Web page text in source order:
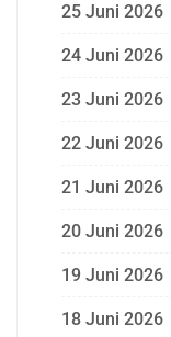
25 Juni 2026
24 Juni 2026
23 Juni 2026
22 Juni 2026
21 Juni 2026
20 Juni 2026
19 Juni 2026
18 Juni 2026